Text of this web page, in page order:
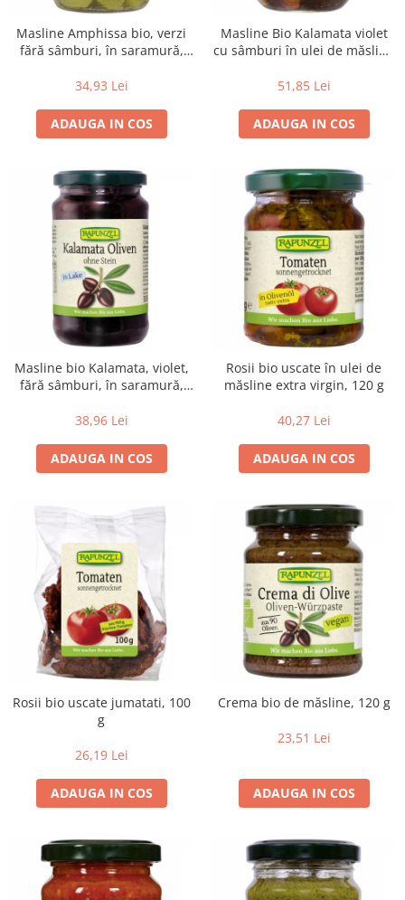
Masline Amphissa bio, verzi
fără sâmburi, în saramură,
34,93 Lei
ADAUGA IN COS
Masline Bio Kalamata violet
cu sâmburi în ulei de măsline
51,85 Lei
ADAUGA IN COS
Masline bio Kalamata, violet,
fără sâmburi, în saramură,
38,96 Lei
ADAUGA IN COS
Rosii bio uscate în ulei de
măsline extra virgin, 120 g
40,27 Lei
ADAUGA IN COS
Rosii bio uscate jumatati, 100
g
26,19 Lei
ADAUGA IN COS
Crema bio de măsline, 120 g
23,51 Lei
ADAUGA IN COS